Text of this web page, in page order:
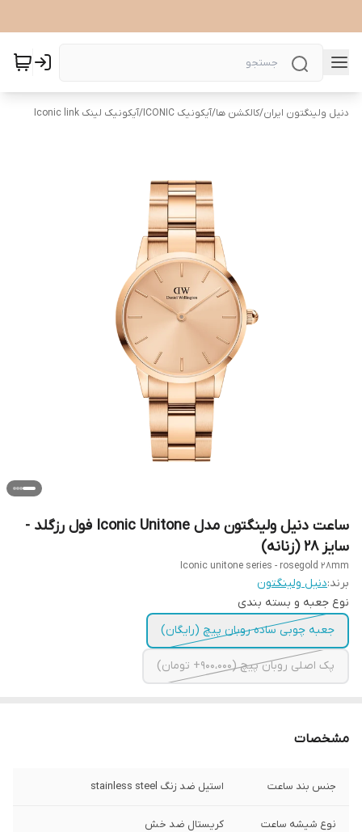
دنیل ولینگتون ایران/کالکشن ها/آیکونیک ICONIC /آیکونیک لینک Iconic link
ساعت دنیل ولینگتون مدل Iconic Unitone فول رزگلد -
سایز 28 (زنانه)
Iconic unitone series - rosegold 28mm
برند:دنیل ولینگتون
نوع جعبه و بسته بندی
جعبه چوبی ساده روبان پیچ (رایگان)
پک اصلی روبان پیچ (۹00،000+ تومان)
مشخصات
جنس بند ساعت استیل ضد زنگ stainless steel
نوع شیشه ساعت کریستال ضد خش